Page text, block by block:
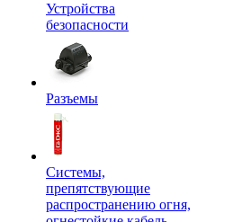
Устройства
безопасности
Разъемы
Системы,
препятствующие
распространению огня,